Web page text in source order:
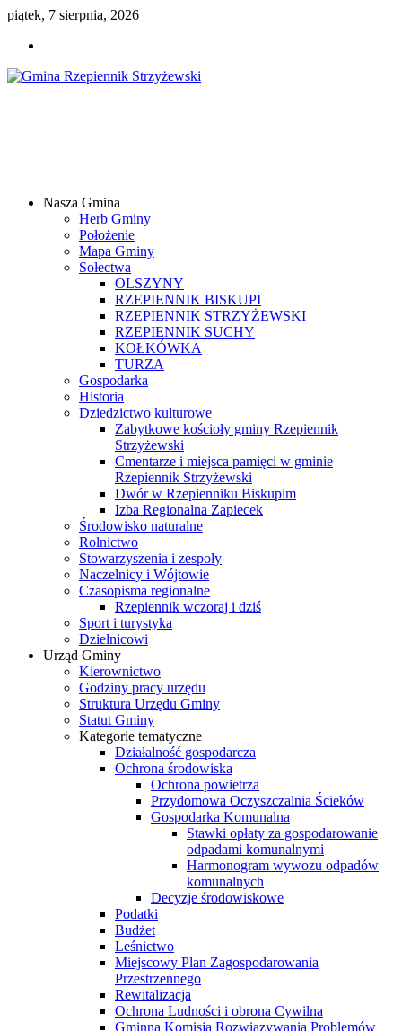
piątek, 7 sierpnia, 2026
Samorządowy
Internetowy
Nasza Gmina
Herb Gminy
Położenie
Mapa Gminy
Sołectwa
OLSZYNY
RZEPIENNIK BISKUPI
RZEPIENNIK STRZYŻEWSKI
RZEPIENNIK SUCHY
KOŁKÓWKA
TURZA
Gospodarka
Historia
Dziedzictwo kulturowe
Zabytkowe kościoły gminy Rzepiennik
Strzyżewski
Cmentarze i miejsca pamięci w gminie
Rzepiennik Strzyżewski
Dwór w Rzepienniku Biskupim
Izba Regionalna Zapiecek
Środowisko naturalne
Rolnictwo
Stowarzyszenia i zespoły
Naczelnicy i Wójtowie
Czasopisma regionalne
Rzepiennik wczoraj i dziś
Sport i turystyka
Dzielnicowi
Urząd Gminy
Kierownictwo
Godziny pracy urzędu
Struktura Urzędu Gminy
Statut Gminy
Kategorie tematyczne
Działalność gospodarcza
Ochrona środowiska
Ochrona powietrza
Przydomowa Oczyszczalnia Ścieków
Gospodarka Komunalna
Stawki opłaty za gospodarowanie
odpadami komunalnymi
Harmonogram wywozu odpadów
komunalnych
Decyzje środowiskowe
Podatki
Budżet
Leśnictwo
Miejscowy Plan Zagospodarowania
Przestrzennego
Rewitalizacja
Ochrona Ludności i obrona Cywilna
Gminna Komisja Rozwiązywania Problemów